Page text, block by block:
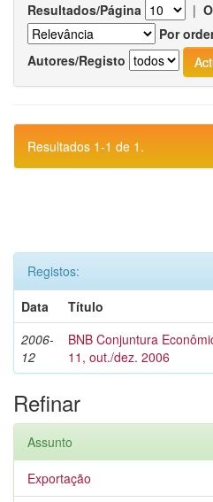
Resultados/Página |
Por
Autores/Registo
Resultados 1-1 de 1.
Registos:
Data
Título
2006-
12
BNB Conjuntura
11, out./dez. 2006
Refinar
Assunto
Exportação